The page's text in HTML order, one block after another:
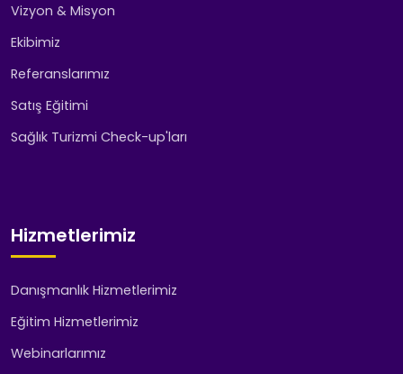
Vizyon & Misyon
Ekibimiz
Referanslarımız
Satış Eğitimi
Sağlık Turizmi Check-up'ları
Hizmetlerimiz
Danışmanlık Hizmetlerimiz
Eğitim Hizmetlerimiz
Webinarlarımız